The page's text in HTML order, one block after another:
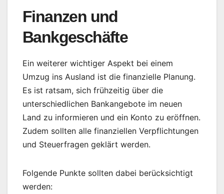
Finanzen und
Bankgeschäfte
Ein weiterer wichtiger Aspekt bei einem
Umzug ins Ausland ist die finanzielle Planung.
Es ist ratsam, sich frühzeitig über die
unterschiedlichen Bankangebote im neuen
Land zu informieren und ein Konto zu eröffnen.
Zudem sollten alle finanziellen Verpflichtungen
und Steuerfragen geklärt werden.
Folgende Punkte sollten dabei berücksichtigt
werden: